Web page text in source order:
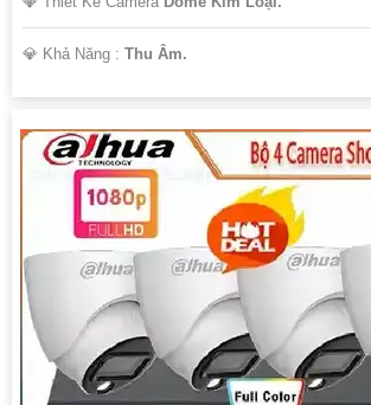
️💎 Khả Năng : Thu Âm.